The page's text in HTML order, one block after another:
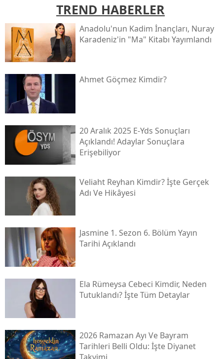
TREND HABERLER
Anadolu'nun Kadim İnançları, Nuray
Karadeniz'in "ma" Kitabı Yayımlandı
Ahmet Göçmez Kimdir?
20 Aralık 2025 E-Yds Sonuçları
Açıklandı! Adaylar Sonuçlara
Erişebiliyor
Veliaht Reyhan Kimdir? İşte Gerçek
Adı Ve Hikâyesi
Jasmine 1. Sezon 6. Bölüm Yayın
Tarihi Açıklandı
Ela Rümeysa Cebeci Kimdir, Neden
Tutuklandı? İşte Tüm Detaylar
2026 Ramazan Ayı Ve Bayram
Tarihleri Belli Oldu: İşte Diyanet